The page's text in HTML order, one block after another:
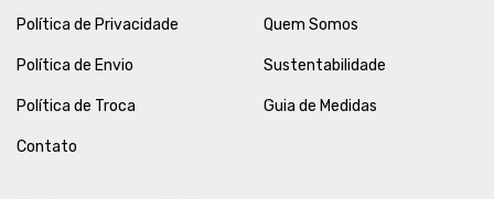
Política de Privacidade
Política de Envio
Política de Troca
Contato
Quem Somos
Sustentabilidade
Guia de Medidas